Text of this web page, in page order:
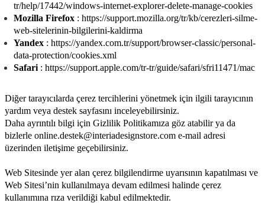
tr/help/17442/windows-internet-explorer-delete-manage-cookies
Mozilla Firefox : https://support.mozilla.org/tr/kb/cerezleri-silme-
web-sitelerinin-bilgilerini-kaldirma
Yandex : https://yandex.com.tr/support/browser-classic/personal-
data-protection/cookies.xml
Safari : https://support.apple.com/tr-tr/guide/safari/sfri11471/mac
Diğer tarayıcılarda çerez tercihlerini yönetmek için ilgili tarayıcının
yardım veya destek sayfasını inceleyebilirsiniz.
Daha ayrıntılı bilgi için Gizlilik Politikamıza göz atabilir ya da
bizlerle online.destek@interiadesignstore.com e-mail adresi
üzerinden iletişime geçebilirsiniz.
Web Sitesinde yer alan çerez bilgilendirme uyarısının kapatılması ve
Web Sitesi’nin kullanılmaya devam edilmesi halinde çerez
kullanımına rıza verildiği kabul edilmektedir.